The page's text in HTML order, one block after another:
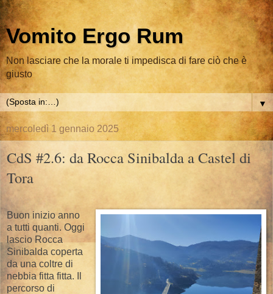
Vomito Ergo Rum
Non lasciare che la morale ti impedisca di fare ciò che è
giusto
▼
mercoledì 1 gennaio 2025
CdS #2.6: da Rocca Sinibalda a Castel di
Tora
Buon inizio anno
a tutti quanti. Oggi
lascio Rocca
Sinibalda coperta
da una coltre di
nebbia fitta fitta. Il
percorso di